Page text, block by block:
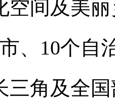
空间及美
、10个自
角及全国